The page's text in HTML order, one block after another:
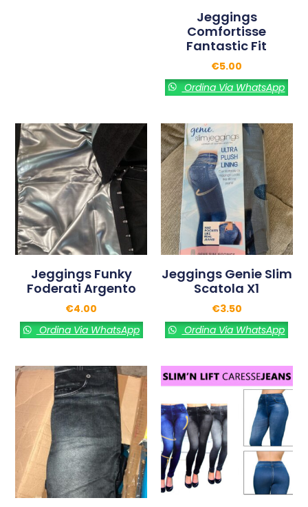
Jeggings
Comfortisse
Fantastic Fit
€5.00
Ordina Via WhatsApp
Jeggings Funky
Foderati Argento
€4.00
Ordina Via WhatsApp
Jeggings Genie Slim
Scatola X1
€3.50
Ordina Via WhatsApp